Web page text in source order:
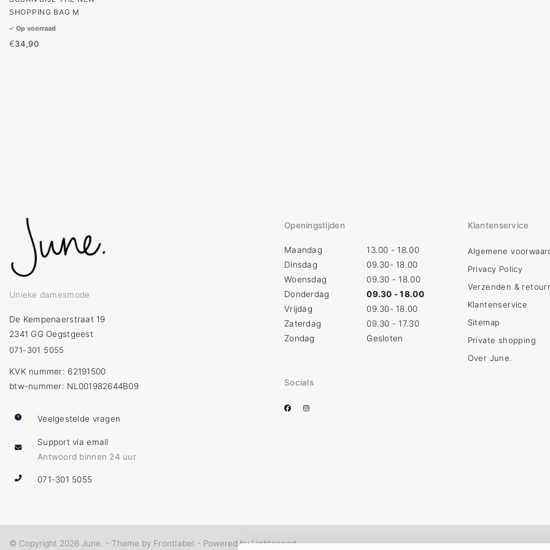
SHOPPING BAG M
Op voorraad
€34,90
Unieke damesmode
De Kempenaerstraat 19
2341 GG Oegstgeest
071-301 5055
KVK nummer: 62191500
btw-nummer: NL001982644B09
Veelgestelde vragen
Support via email
Antwoord binnen 24 uur
071-301 5055
Openingstijden
Maandag
13.00 - 18.00
Dinsdag
09.30- 18.00
Woensdag
09.30 - 18.00
Donderdag
09.30 - 18.00
Vrijdag
09.30- 18.00
Zaterdag
09.30 - 17.30
Zondag
Gesloten
Socials
Klantenservice
Algemene
Privacy Policy
Verzenden &
Klantenservice
Sitemap
Private shopping
Over June.
© Copyright 2026 June. - Theme by Frontlabel - Powered by Lightspeed